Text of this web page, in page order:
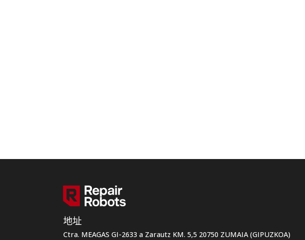
地址
Ctra. MEAGAS GI-2633 a Zarautz KM. 5,5 20750 ZUMAIA (GIPUZKOA)